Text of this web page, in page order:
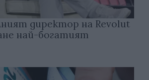
директор на Revolut
най-богатият